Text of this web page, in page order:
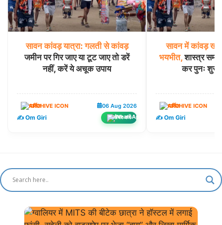
सावन कांवड़ यात्रा: गलती से कांवड़
जमीन पर गिर जाए या टूट जाए तो डरें
नहीं, करें ये अचूक उपाय
धार्मिक 06 Aug 2026
✍️ Om Giri शेयर करें
सावन में कांवड़
भयभीत,शास्त्र
कर पुनः शुरू
धार्मिक
✍️ Om Giri